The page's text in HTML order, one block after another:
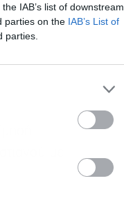
IAB’s list of downstream
parties on the IAB’s List of
parties.
με